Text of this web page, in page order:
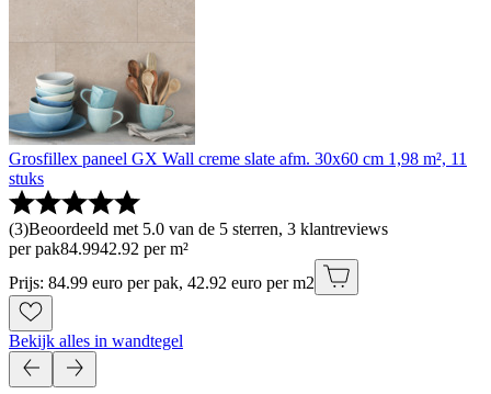
Grosfillex paneel GX Wall creme slate afm. 30x60 cm 1,98 m², 11
stuks
(3)Beoordeeld met 5.0 van de 5 sterren, 3 klantreviews
per pak84.9942.92 per m²
Prijs: 84.99 euro per pak, 42.92 euro per m2
Bekijk alles in wandtegel